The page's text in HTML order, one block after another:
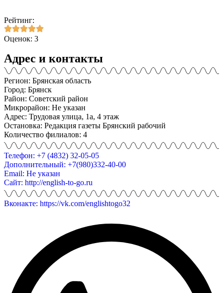
Рейтинг:
Оценок: 3
Адрес и контакты
Регион: Брянская область
Город: Брянск
Район: Советский район
Микрорайон: Не указан
Адрес: Трудовая улица, 1а, 4 этаж
Остановка: Редакция газеты Брянский рабочий
Количество филиалов: 4
Телефон: +7 (4832) 32-05-05
Дополнительный: +7(980)332-40-00
Email: Не указан
Сайт: http://english-to-go.ru
Вконакте: https://vk.com/englishtogo32